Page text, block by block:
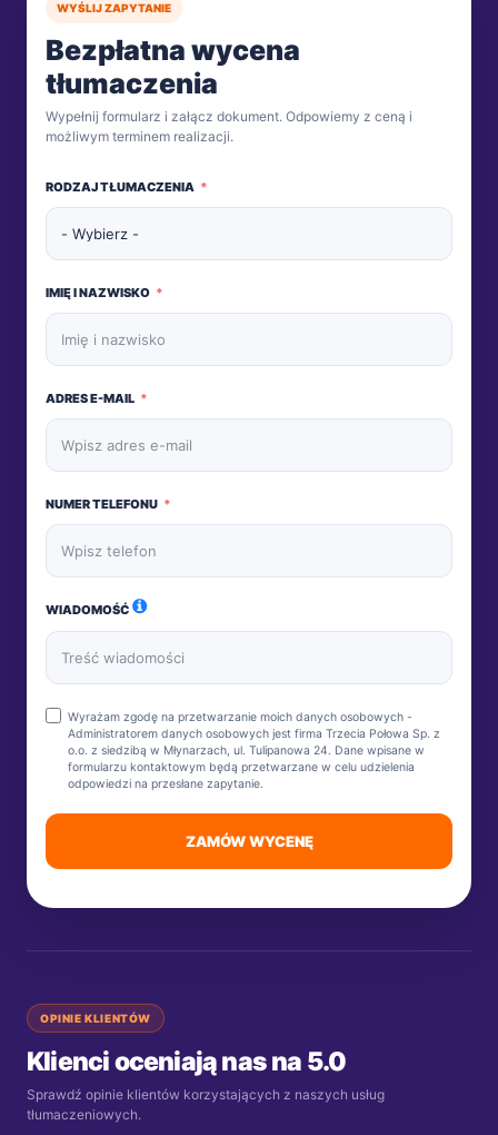
WYŚLIJ ZAPYTANIE
Bezpłatna wycena
tłumaczenia
Wypełnij formularz i załącz dokument. Odpowiemy z ceną i
możliwym terminem realizacji.
RODZAJ TŁUMACZENIA
IMIĘ I NAZWISKO
ADRES E-MAIL
NUMER TELEFONU
WIADOMOŚĆ
Wyrażam zgodę na przetwarzanie moich danych osobowych -
Administratorem danych osobowych jest firma Trzecia Połowa Sp. z
o.o. z siedzibą w Młynarzach, ul. Tulipanowa 24. Dane wpisane w
formularzu kontaktowym będą przetwarzane w celu udzielenia
odpowiedzi na przesłane zapytanie.
ZAMÓW WYCENĘ
OPINIE KLIENTÓW
Klienci oceniają nas na 5.0
Sprawdź opinie klientów korzystających z naszych usług
tłumaczeniowych.